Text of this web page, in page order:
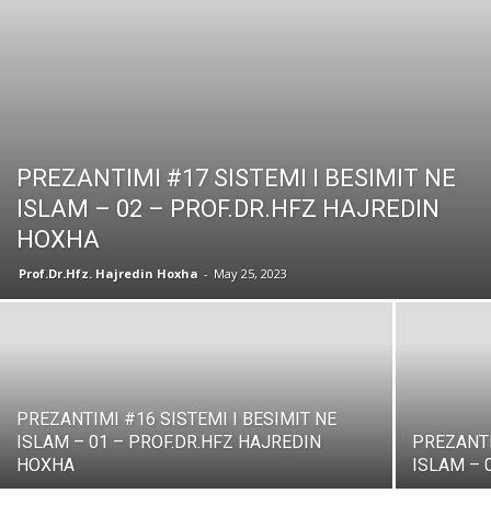
PREZANTIMI #17 SISTEMI I BESIMIT NE
ISLAM – 02 – PROF.DR.HFZ HAJREDIN
HOXHA
Prof.Dr.Hfz. Hajredin Hoxha - May 25, 2023
PREZANTIMI #16 SISTEMI I BESIMIT NE
ISLAM – 01 – PROF.DR.HFZ HAJREDIN
HOXHA
ISLAM –